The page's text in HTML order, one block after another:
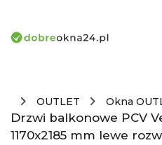
OUTLET Okna
Drzwi balkonowe PCV
1170x2185 mm lewe